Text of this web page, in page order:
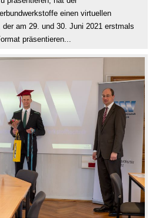
einen virtuellen
der am 29. und 30. Juni 2021 erstmals
präsentieren...